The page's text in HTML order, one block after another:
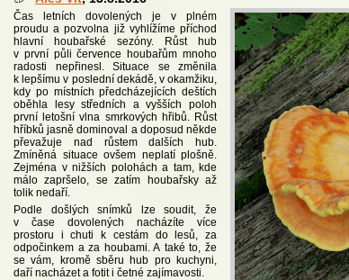
Čas letních dovolených je v plném
proudu a pozvolna již vyhlížíme příchod
hlavní houbařské sezóny. Růst hub
v první půli července houbařům mnoho
radosti nepřinesl. Situace se změnila
k lepšímu v poslední dekádě, v okamžiku,
kdy po místních předcházejících deštích
oběhla lesy středních a vyšších poloh
první letošní vlna smrkových hřibů. Růst
hříbků jasně dominoval a doposud někde
převažuje nad růstem dalších hub.
Zmíněná situace ovšem neplatí plošně.
Zejména v nižších polohách a tam, kde
málo zapršelo, se zatím houbařsky až
tolik nedaří.
Podle došlých snímků lze soudit, že
v čase dovolených nacházíte více
prostoru i chuti k cestám do lesů, za
odpočinkem a za houbami. A také to, že
se vám, kromě sběru hub pro kuchyni,
daří nacházet a fotit i četné zajímavosti.